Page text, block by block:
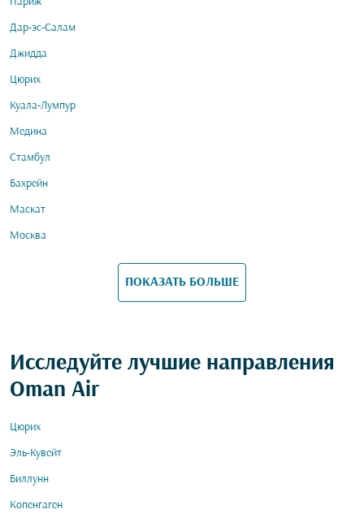
Дар-эс-Салам
Джидда
Цюрих
Куала-Лумпур
Медина
Стамбул
Бахрейн
Маскат
Москва
ПОКАЗАТЬ БОЛЬШЕ
Исследуйте лучшие направления
Oman Air
Цюрих
Эль-Кувейт
Биллунн
Копенгаген